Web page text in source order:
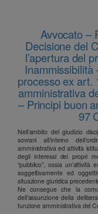
Avvocato –
Decisione del
l’apertura del
Inammissibilità
processo ex art.
amministrativa
– Principi buon
97
Nell’ambito del giudizio
sovrani all’interno
amministrativa ed attività
degli interessi dei propri
“pubblico”, ossia
soggettivamente ed
situazione giuridica
Ne consegue che la
dell’assunzione della
funzione amministrativa del